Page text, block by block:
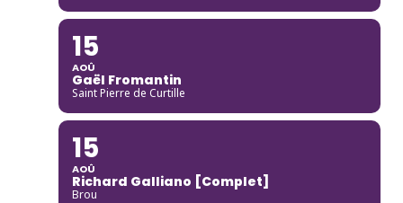
15
AOÛ
Gaël Fromantin
Saint Pierre de Curtille
15
AOÛ
Richard Galliano [Complet]
Brou